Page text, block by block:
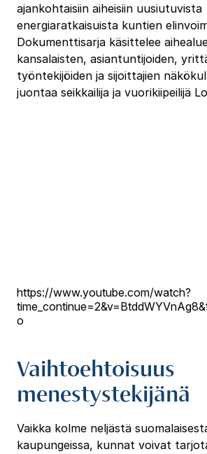
ajankohtaisiin aiheisiin uusiutuvista
energiaratkaisuista kuntien
Dokumenttisarja käsittelee
kansalaisten, asiantuntijoiden,
työntekijöiden ja sijoittajien
juontaa seikkailija ja vuorikiipeilijä
https://www.youtube.com/watch?
o
Vaihtoehtoisuus
menestystekijänä
Vaikka kolme neljästä
kaupungeissa, kunnat voivat